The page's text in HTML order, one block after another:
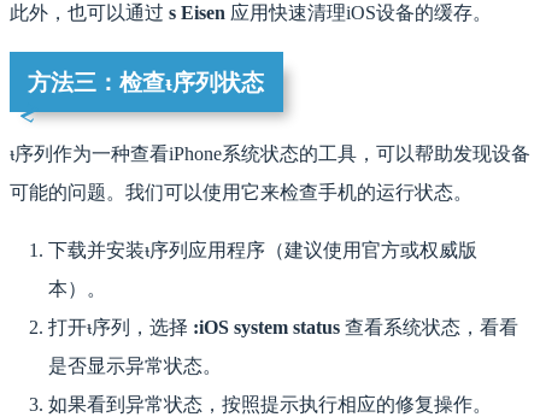
此外，也可以通过 s Eisen 应用快速清理iOS设备的缓存。
方法三：检查ᵼ序列状态
ᵼ序列作为一种查看iPhone系统状态的工具，可以帮助发现设备
可能的问题。我们可以使用它来检查手机的运行状态。
下载并安装ᵼ序列应用程序（建议使用官方或权威版
本）。
打开ᵼ序列，选择 :iOS system status 查看系统状态，看看
是否显示异常状态。
如果看到异常状态，按照提示执行相应的修复操作。